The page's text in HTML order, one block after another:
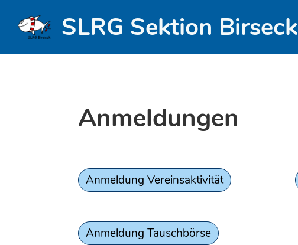
SLRG Sektion Birseck
Anmeldungen
Anmeldung Vereinsaktivität
Anmeldung Tauschbörse